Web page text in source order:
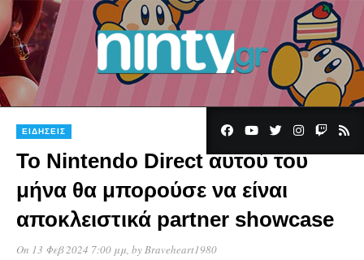
ΕΙΔΉΣΕΙΣ
Το Nintendo Direct αυτού του
μήνα θα μπορούσε να είναι
αποκλειστικά partner showcase
On 13 Φεβ 2024 7:00 μμ, byBraveheart1980